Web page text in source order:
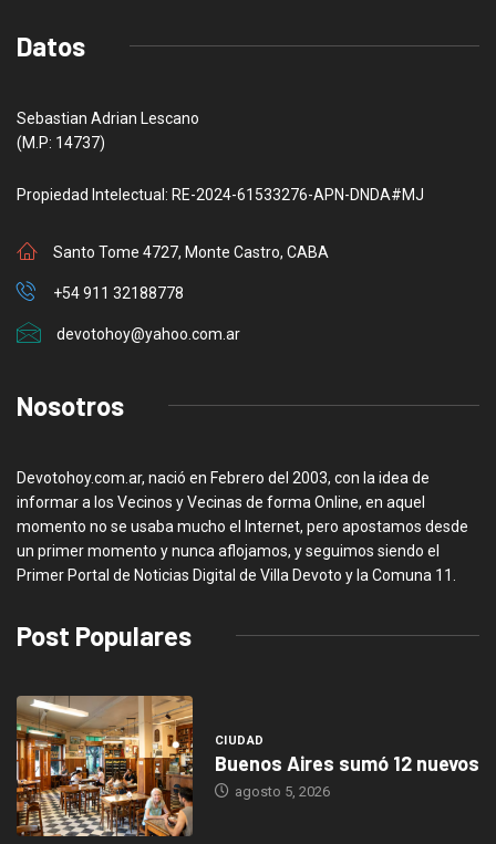
Datos
Sebastian Adrian Lescano
(M.P: 14737)
Propiedad Intelectual: RE-2024-61533276-APN-DNDA#MJ
Santo Tome 4727, Monte Castro, CABA
+54 911 32188778
devotohoy@yahoo.com.ar
Nosotros
Devotohoy.com.ar, nació en Febrero del 2003, con la idea de
informar a los Vecinos y Vecinas de forma Online, en aquel
momento no se usaba mucho el Internet, pero apostamos desde
un primer momento y nunca aflojamos, y seguimos siendo el
Primer Portal de Noticias Digital de Villa Devoto y la Comuna 11.
Post Populares
CIUDAD
Buenos Aires sumó 12 nuevos
agosto 5, 2026